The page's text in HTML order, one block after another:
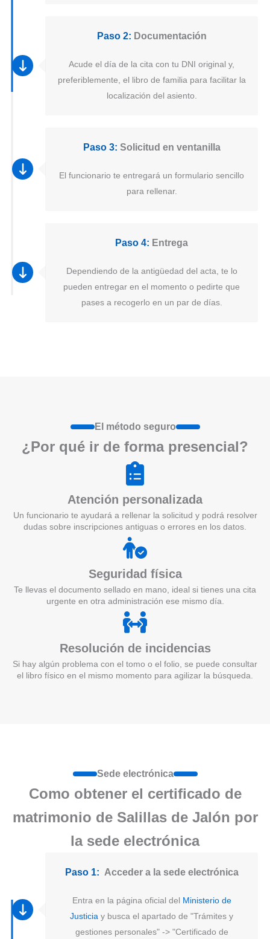
Paso 2: Documentación
Acude el día de la cita con tu DNI original y,
preferiblemente, el libro de familia para facilitar la
localización del asiento.
Paso 3: Solicitud en ventanilla
El funcionario te entregará un formulario sencillo
para rellenar.
Paso 4: Entrega
Dependiendo de la antigüedad del acta, te lo
pueden entregar en el momento o pedirte que
pases a recogerlo en un par de días.
El método seguro
¿Por qué ir de formapresencial?
Atención personalizada
Un funcionario te ayudará a rellenar la solicitud y podrá resolver
dudas sobre inscripciones antiguas o errores en los datos.
Seguridad física
Te llevas el documento sellado en mano, ideal si tienes una cita
urgente en otra administración ese mismo día.
Resolución de incidencias
Si hay algún problema con el tomo o el folio, se puede consultar
el libro físico en el mismo momento para agilizar la búsqueda.
Sede electrónica
Como obtener el certificado de
matrimonio de Salillas de Jalón por
la sede electrónica
Paso 1: Acceder a la sede electrónica
Entra en la página oficial del Ministerio de
Justicia y busca el apartado de "Trámites y
gestiones personales" -> "Certificado de